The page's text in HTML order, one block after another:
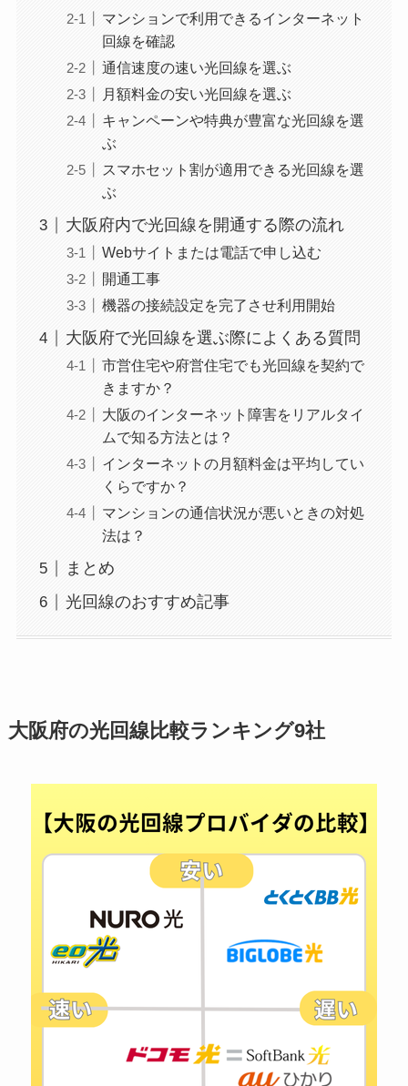
マンションで利用できるインターネット
回線を確認
通信速度の速い光回線を選ぶ
月額料金の安い光回線を選ぶ
キャンペーンや特典が豊富な光回線を選
ぶ
スマホセット割が適用できる光回線を選
ぶ
大阪府内で光回線を開通する際の流れ
Webサイトまたは電話で申し込む
開通工事
機器の接続設定を完了させ利用開始
大阪府で光回線を選ぶ際によくある質問
市営住宅や府営住宅でも光回線を契約で
きますか？
大阪のインターネット障害をリアルタイ
ムで知る方法とは？
インターネットの月額料金は平均してい
くらですか？
マンションの通信状況が悪いときの対処
法は？
まとめ
光回線のおすすめ記事
大阪府の光回線比較ランキング9社